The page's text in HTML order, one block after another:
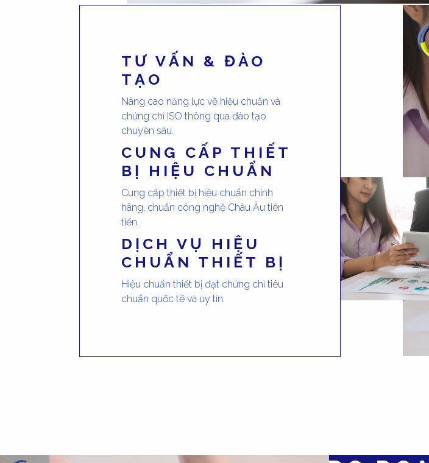
TƯ VẤN & ĐÀO
TẠO
Nâng cao năng lực về hiệu chuẩn và
chứng chỉ ISO thông qua đào tạo
chuyên sâu.
CUNG CẤP THIẾT
BỊ HIỆU CHUẨN
Cung cấp thiết bị hiệu chuẩn chính
hãng, chuẩn công nghệ Châu Âu tiên
tiến.
DỊCH VỤ HIỆU
CHUẨN THIẾT BỊ
Hiệu chuẩn thiết bị đạt chứng chỉ tiêu
chuẩn quốc tế và uy tín.